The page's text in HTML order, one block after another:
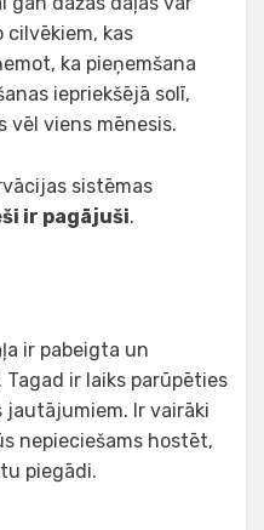
cilvēkiem, kas
ka pieņemšana
iepriekšējā solī,
vēl viens mēnesis.
sistēmas
ir pagājuši.
ir pabeigta un
ir laiks parūpēties
Ir vairāki
nepieciešams hostēt,
piegādi.